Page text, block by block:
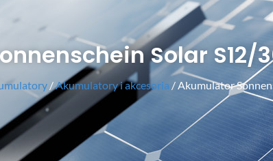
Solar S12/
/Akumulatory i akcesoria / Akumulator